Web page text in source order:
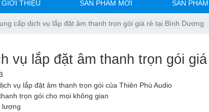
GIỚI THIỆU SẢN PHẨM MỚI SẢN PHẨM
cấp dịch vụ lắp đặt âm thanh trọn gói giá rẻ tại Bình Dương
vụ lắp đặt âm thanh trọn gói
vụ lắp đặt âm thanh trọn gói của Thiên Phú Audio
trọn gói cho mọi không gian
lượng